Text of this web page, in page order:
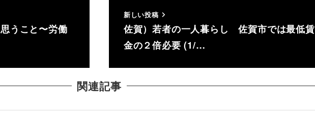
うこと〜労働
新しい投稿
佐賀）若者の一人暮らし 佐賀市では最低賃
金の２倍必要 (1/…
関連記事